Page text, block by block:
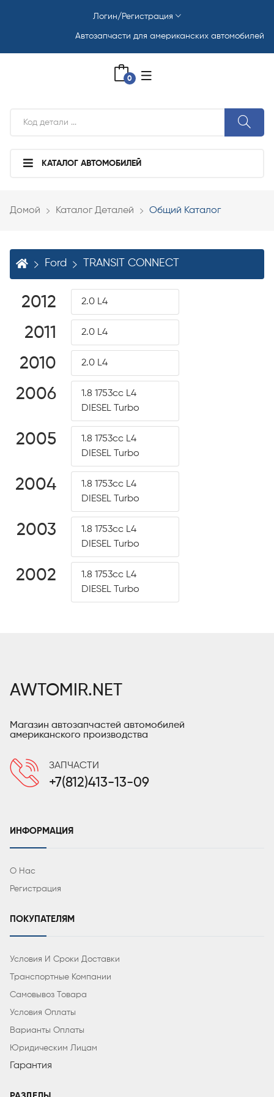
Автозапчасти для американских автомобилей
Логин/Регистрация
0
КАТАЛОГ АВТОМОБИЛЕЙ
Домой Каталог Деталей Общий Каталог
Ford TRANSIT CONNECT
2012 2.0 L4
2011 2.0 L4
2010 2.0 L4
2006
1.8 1753cc L4
DIESEL Turbo
2005
1.8 1753cc L4
DIESEL Turbo
2004
1.8 1753cc L4
DIESEL Turbo
2003
1.8 1753cc L4
DIESEL Turbo
2002
1.8 1753cc L4
DIESEL Turbo
AWTOMIR.NET
Магазин автозапчастей автомобилей
американского производства
ЗАПЧАСТИ
+7(812)413-13-09
ИНФОРМАЦИЯ
О Нас
Регистрация
ПОКУПАТЕЛЯМ
Условия И Сроки Доставки
Транспортные Компании
Самовывоз Товара
Условия Оплаты
Варианты Оплаты
Юридическим Лицам
Гарантия